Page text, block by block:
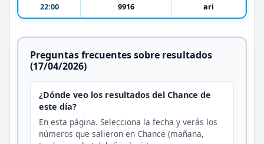
22:00
9916 ari
Preguntas frecuentes sobre resultados
(17/04/2026)
¿Dónde veo los resultados del Chance de
este día?
En esta página. Selecciona la fecha y verás los
números que salieron en Chance (mañana,